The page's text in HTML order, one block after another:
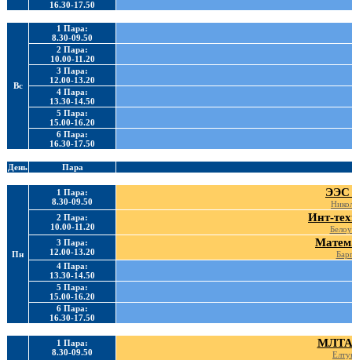
16.30-17.50
Вс
1 Пара:
8.30-09.50
2 Пара:
10.00-11.20
3 Пара:
12.00-13.20
4 Пара:
13.30-14.50
5 Пара:
15.00-16.20
6 Пара:
16.30-17.50
День Пара
Пн
1 Пара:
8.30-09.50
ЭЭС
2 Пара:
10.00-11.20
Инт-
3 Пара:
12.00-13.20
4 Пара:
13.30-14.50
5 Пара:
15.00-16.20
6 Пара:
16.30-17.50
1 Пара:
8.30-09.50
МЛТА